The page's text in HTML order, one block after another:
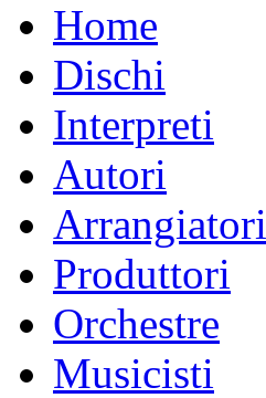
Home
Dischi
Interpreti
Autori
Arrangiatori
Produttori
Orchestre
Musicisti